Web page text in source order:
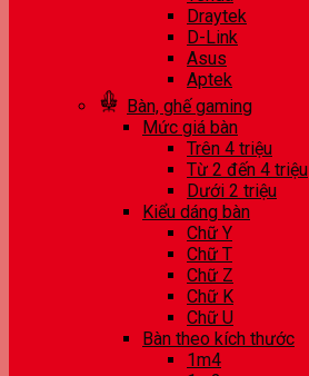
Draytek
D-Link
Asus
Aptek
Bàn, ghế gaming
Mức giá bàn
Trên 4 triệu
Từ 2 đến 4 triệu
Dưới 2 triệu
Kiểu dáng bàn
Chữ Y
Chữ T
Chữ Z
Chữ K
Chữ U
Bàn theo kích thước
1m4